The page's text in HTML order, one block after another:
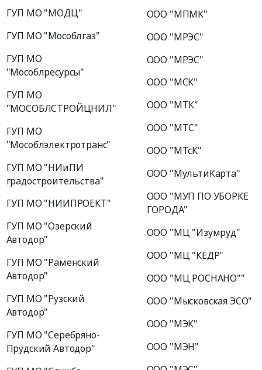
ГУП МО "МОДЦ"
ГУП МО "Мособлгаз"
ГУП МО
"Мособлресурсы"
ГУП МО
"МОСОБЛСТРОЙЦНИЛ"
ГУП МО
"Мособлэлектротранс"
ГУП МО "НИиПИ
градостроительства"
ГУП МО "НИИПРОЕКТ"
ГУП МО "Озерский
Автодор"
ГУП МО "Раменский
Автодор"
ГУП МО "Рузский
Автодор"
ГУП МО "Серебряно-
Прудский Автодор"
ООО "МПМК"
ООО "МРЭС"
ООО "МРЭС"
ООО "МСК"
ООО "МТК"
ООО "МТС"
ООО "МТсК"
ООО "МультиКарта"
ООО "МУП ПО УБОРКЕ
ГОРОДА"
ООО "МЦ "Изумруд"
ООО "МЦ "КЕДР"
ООО "МЦ РОСНАНО""
ООО "Мысковская ЭСО"
ООО "МЭК"
ООО "МЭН"